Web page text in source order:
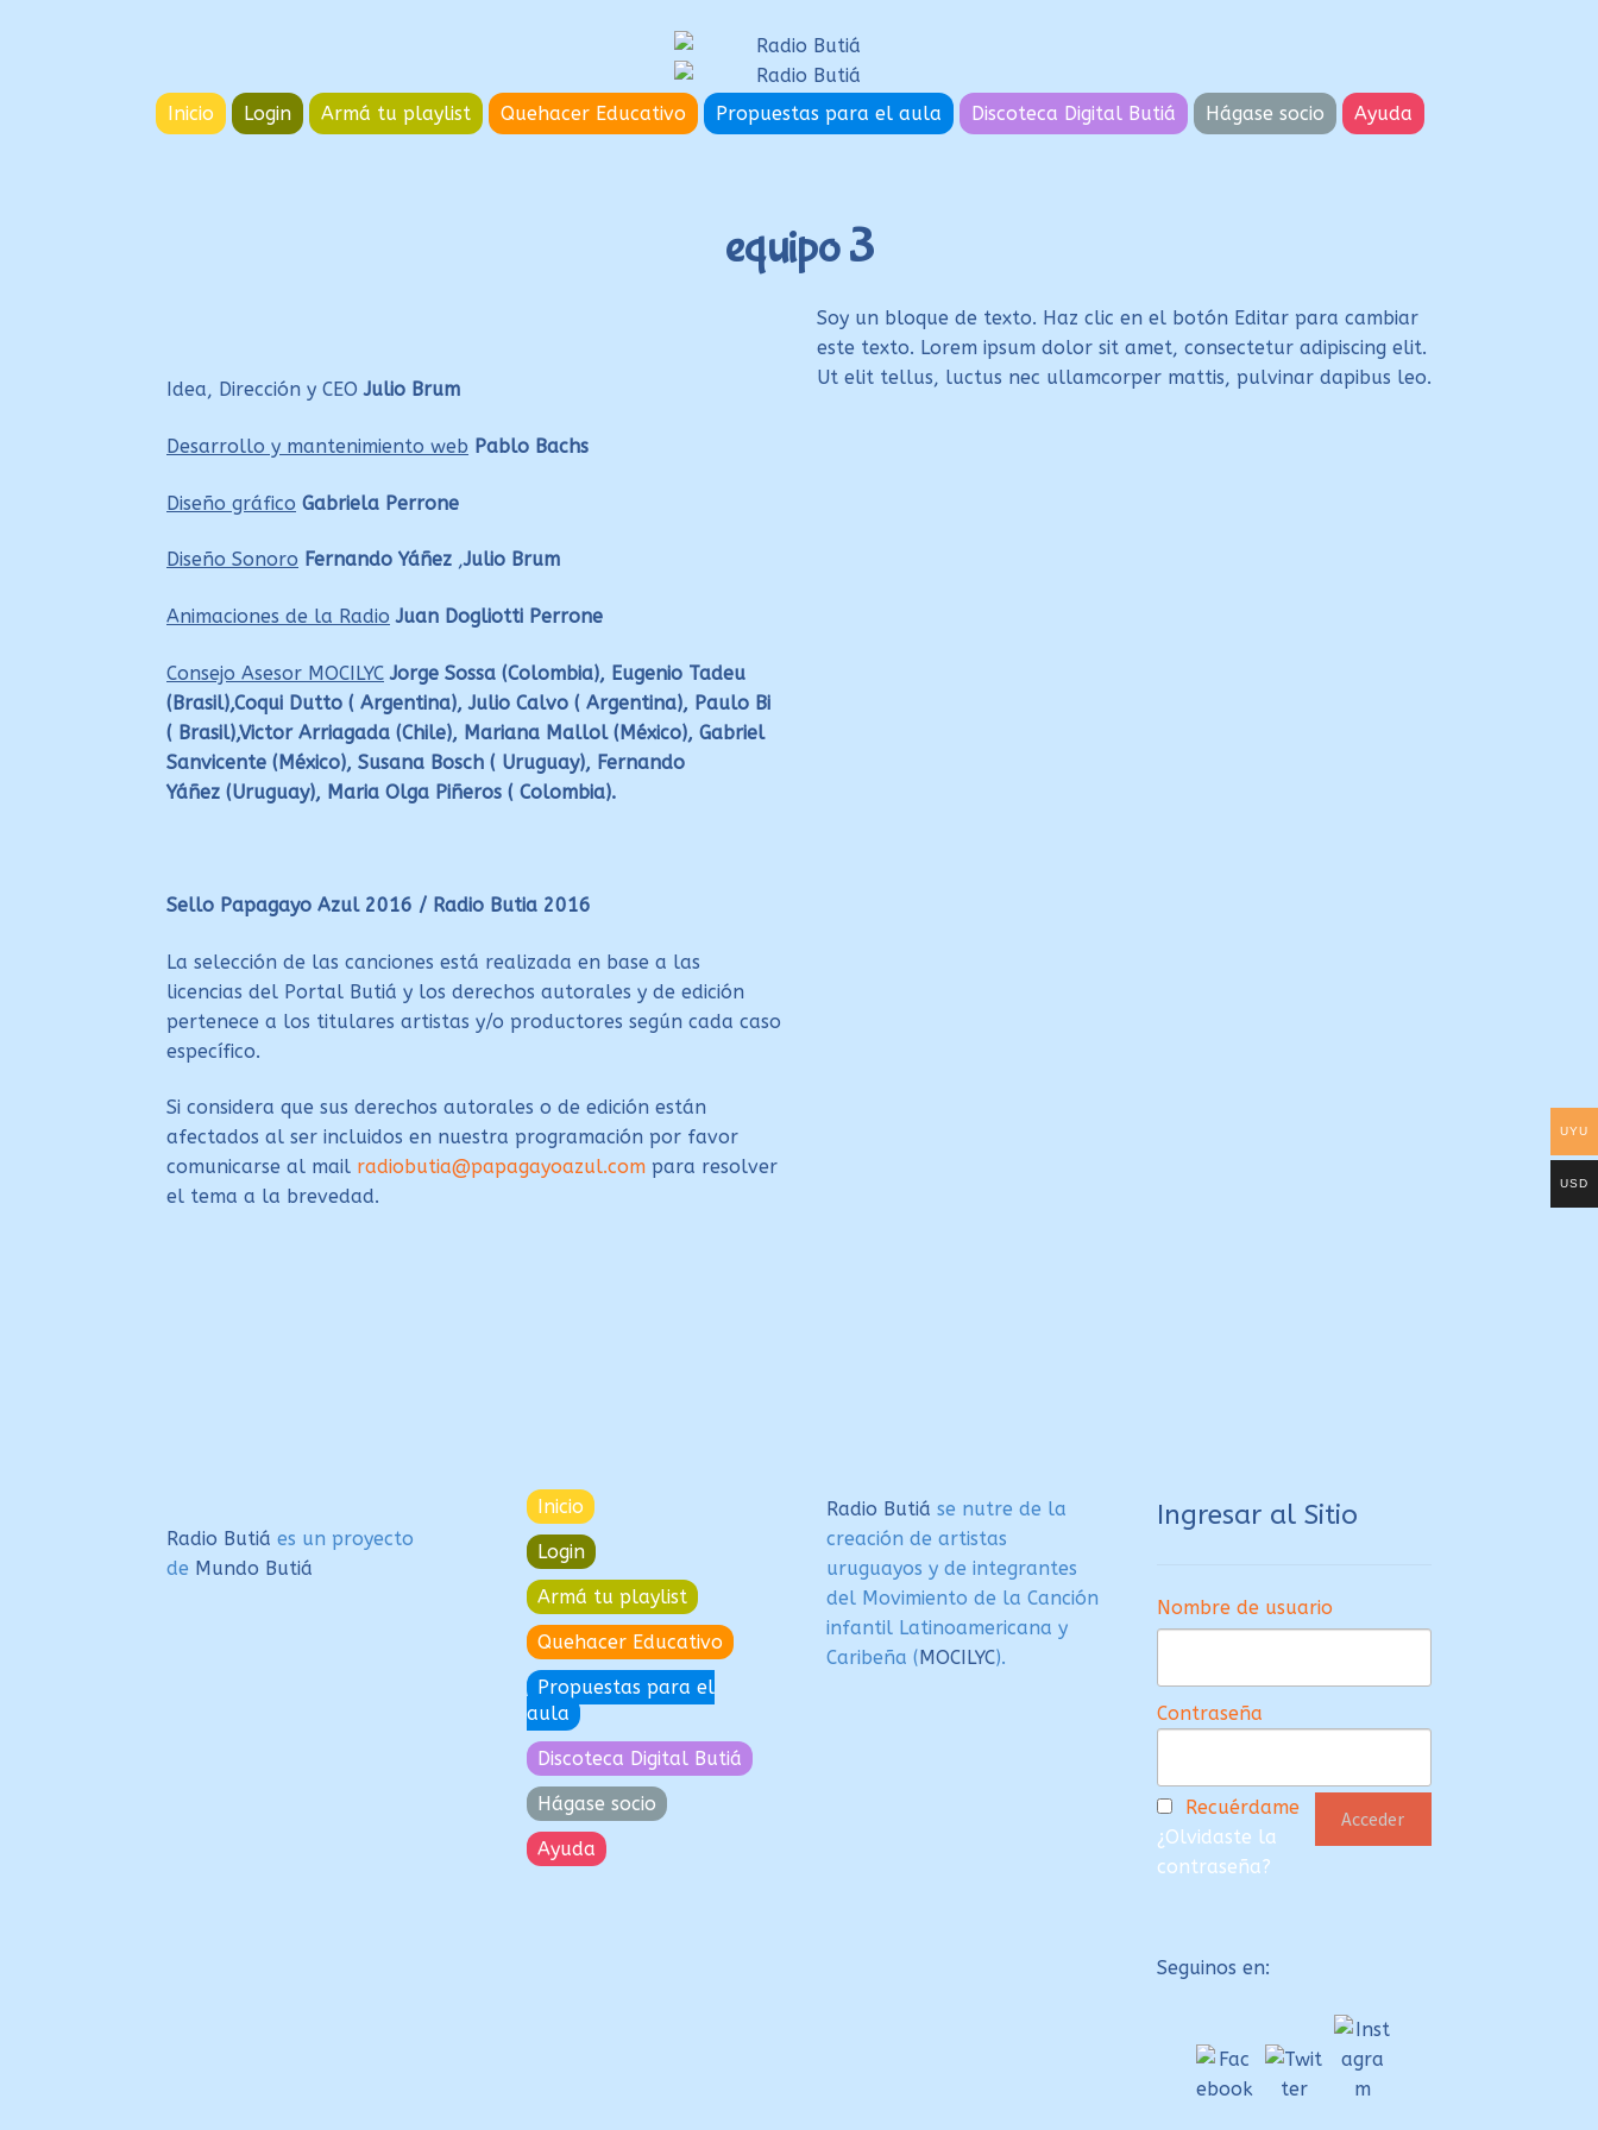
la
navegación
contenido
Inicio Login Armá tu playlist Quehacer Educativo Propuestas para el aula Discoteca Digital Butiá Hágase socio Ayuda
equipo 3
Idea, Dirección y CEOJulio Brum
Desarrollo y mantenimiento web Pablo Bachs
Diseño gráfico Gabriela Perrone
Diseño Sonoro Fernando Yáñez ,Julio Brum
Animaciones de la Radio Juan Dogliotti Perrone
Consejo Asesor MOCILYC Jorge Sossa (Colombia), Eugenio Tadeu
(Brasil),Coqui Dutto ( Argentina), Julio Calvo ( Argentina), Paulo Bi
( Brasil),Victor Arriagada (Chile), Mariana Mallol (México), Gabriel
Sanvicente (México), Susana Bosch ( Uruguay), Fernando
Yáñez (Uruguay), Maria Olga Piñeros ( Colombia).
Sello Papagayo Azul 2016 / Radio Butia 2016
La selección de las canciones está realizada en base a las
licencias del Portal Butiá y los derechos autorales y de edición
pertenece a los titulares artistas y/o productores según cada caso
específico.
Si considera que sus derechos autorales o de edición están
afectados al ser incluidos en nuestra programación por favor
comunicarse al mail radiobutia@papagayoazul.com para resolver
el tema a la brevedad.
Soy un bloque de texto. Haz clic en el botón Editar para cambiar
este texto. Lorem ipsum dolor sit amet, consectetur adipiscing elit.
Ut elit tellus, luctus nec ullamcorper mattis, pulvinar dapibus leo.
Radio Butiá es un proyecto
de Mundo Butiá
Inicio
Login
Armá tu playlist
Quehacer Educativo
Propuestas para el
aula
Discoteca Digital Butiá
Hágase socio
Ayuda
Radio Butiáse nutre de la
creación de artistas
uruguayos y de integrantes
del Movimiento de la Canción
infantil Latinoamericana y
Caribeña ( MOCILYC).
Ingresar al Sitio
Nombre de usuario
Contraseña
Recuérdame
¿Olvidaste la
contraseña?
Seguinos en:
UYU
USD